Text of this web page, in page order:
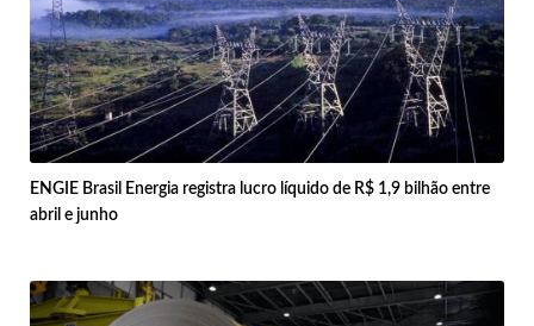
ENGIE Brasil Energia registra lucro líquido de R$ 1,9 bilhão entre
abril e junho